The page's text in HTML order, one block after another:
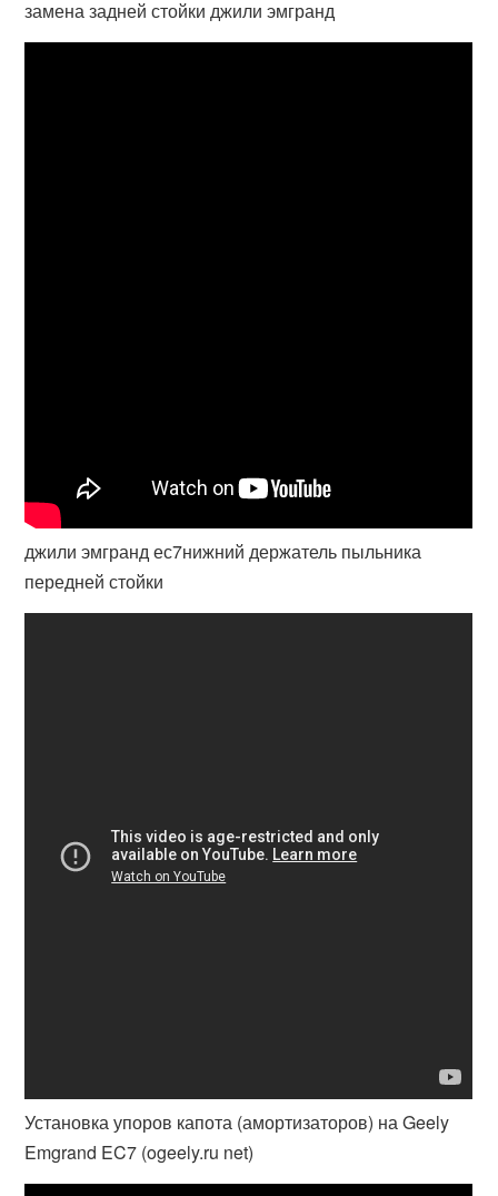
замена задней стойки джили эмгранд
джили эмгранд ес7нижний держатель пыльника
передней стойки
Установка упоров капота (амортизаторов) на Geely
Emgrand EC7 (ogeely.ru net)